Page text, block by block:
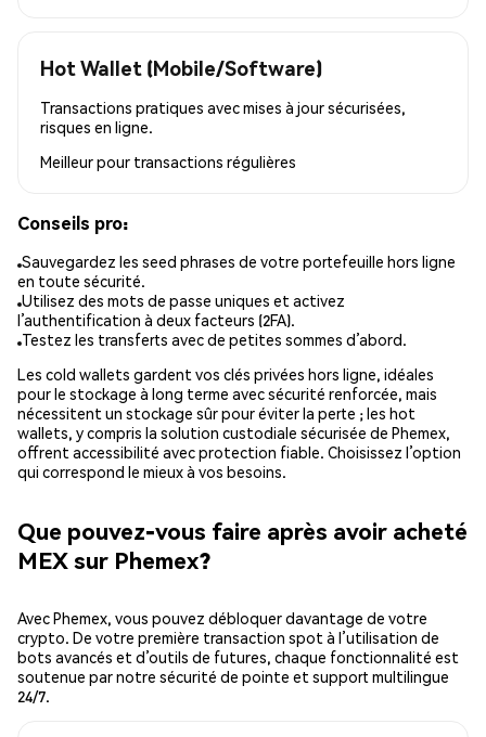
Hot Wallet (Mobile/Software)
Transactions pratiques avec mises à jour sécurisées,
risques en ligne.
Meilleur pour transactions régulières
Conseils pro:
Sauvegardez les seed phrases de votre portefeuille hors ligne
en toute sécurité.
Utilisez des mots de passe uniques et activez
l’authentification à deux facteurs (2FA).
Testez les transferts avec de petites sommes d’abord.
Les cold wallets gardent vos clés privées hors ligne, idéales
pour le stockage à long terme avec sécurité renforcée, mais
nécessitent un stockage sûr pour éviter la perte ; les hot
wallets, y compris la solution custodiale sécurisée de Phemex,
offrent accessibilité avec protection fiable. Choisissez l’option
qui correspond le mieux à vos besoins.
Que pouvez-vous faire après avoir acheté
MEX sur Phemex?
Avec Phemex, vous pouvez débloquer davantage de votre
crypto. De votre première transaction spot à l’utilisation de
bots avancés et d’outils de futures, chaque fonctionnalité est
soutenue par notre sécurité de pointe et support multilingue
24/7.